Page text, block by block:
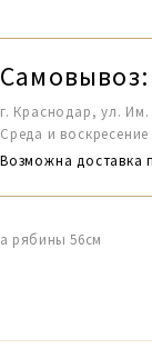
Самовывоз:
г. Краснодар, ул.
Среда и
Возможна доставка
рябины 56см